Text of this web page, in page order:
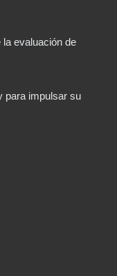
evaluación de
para impulsar su